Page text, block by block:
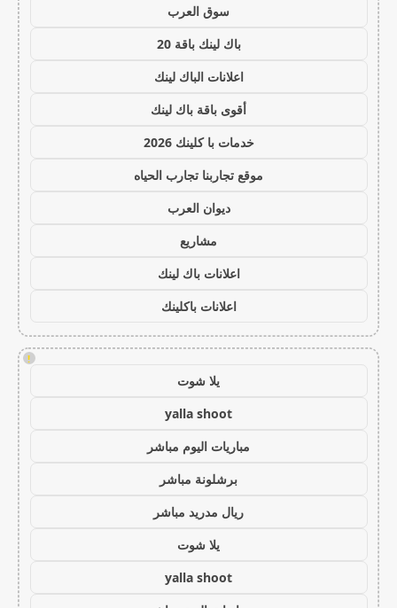
سوق العرب
باك لينك باقة 20
اعلانات الباك لينك
أقوى باقة باك لينك
خدمات با كلينك 2026
موقع تجاربنا تجارب الحياه
ديوان العرب
مشاريع
اعلانات باك لينك
اعلانات باكلينك
!
يلا شوت
yalla shoot
مباريات اليوم مباشر
برشلونة مباشر
ريال مدريد مباشر
يلا شوت
yalla shoot